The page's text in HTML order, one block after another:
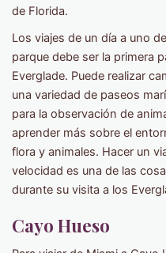
de Florida.
Los viajes de un día a uno
parque debe ser la primera
Everglade. Puede realizar
una variedad de paseos
para la observación de
aprender más sobre el
flora y animales. Hacer un
velocidad es una de las
durante su visita a los
Cayo Hueso